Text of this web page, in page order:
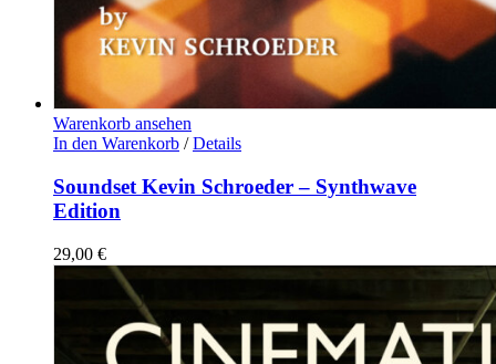
Warenkorb ansehen
In den Warenkorb / Details
Soundset Kevin Schroeder – Synthwave
Edition
29,00 €